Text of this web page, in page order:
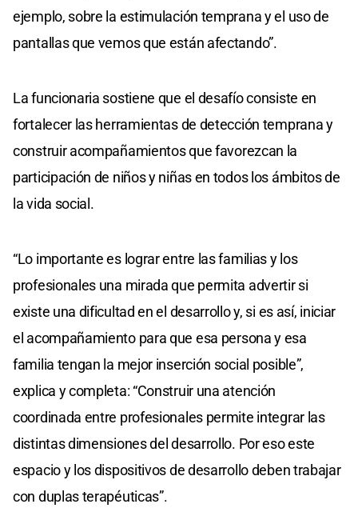
ejemplo, sobre la estimulación temprana y el uso de
pantallas que vemos que están afectando”.
La funcionaria sostiene que el desafío consiste en
fortalecer las herramientas de detección temprana y
construir acompañamientos que favorezcan la
participación de niños y niñas en todos los ámbitos de
la vida social.
“Lo importante es lograr entre las familias y los
profesionales una mirada que permita advertir si
existe una dificultad en el desarrollo y, si es así, iniciar
el acompañamiento para que esa persona y esa
familia tengan la mejor inserción social posible”,
explica y completa: “Construir una atención
coordinada entre profesionales permite integrar las
distintas dimensiones del desarrollo. Por eso este
espacio y los dispositivos de desarrollo deben trabajar
con duplas terapéuticas”.